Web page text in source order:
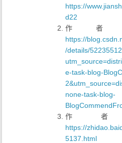
https://
d22
作者:
https://
/details/
e-task-blog-
none-task-blog-
作者
https://
5137.html